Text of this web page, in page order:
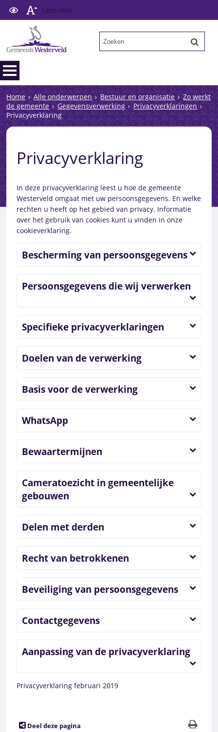
Lees voor
Home Alle onderwerpen Bestuur en organisatie
Zo werkt
de gemeente
Gegevensverwerking
Privacyverklaringen
Privacyverklaring
Privacyverklaring
In deze privacyverklaring leest u hoe de gemeente
Westerveld omgaat met uw persoonsgegevens. En welke
rechten u heeft op het gebied van privacy. Informatie
over het gebruik van cookies kunt u vinden in onze
cookieverklaring.
Bescherming van persoonsgegevens
Persoonsgegevens die wij verwerken
Specifieke privacyverklaringen
Doelen van de verwerking
Basis voor de verwerking
WhatsApp
Bewaartermijnen
Cameratoezicht in gemeentelijke
gebouwen
Delen met derden
Recht van betrokkenen
Beveiliging van persoonsgegevens
Contactgegevens
Aanpassing van de privacyverklaring
Privacyverklaring februari 2019
Deel deze pagina